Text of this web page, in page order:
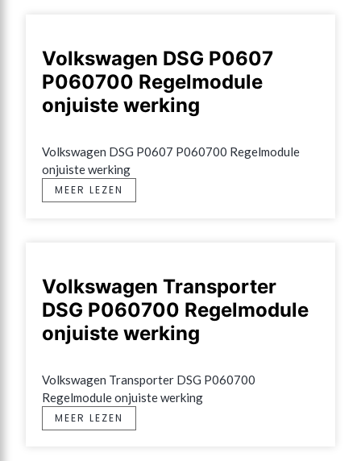
Volkswagen DSG P0607
P060700 Regelmodule
onjuiste werking
Volkswagen DSG P0607 P060700 Regelmodule
onjuiste werking
MEER LEZEN
Volkswagen Transporter
DSG P060700 Regelmodule
onjuiste werking
Volkswagen Transporter DSG P060700
Regelmodule onjuiste werking
MEER LEZEN